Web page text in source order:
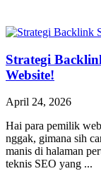
Strategi
Website!
April 24, 2026
Hai para pemilik
nggak, gimana sih
manis di halaman
teknis SEO yang ...